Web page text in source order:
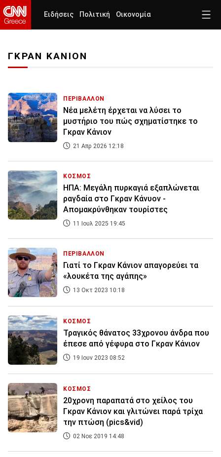
Ειδήσεις Πολιτική Οικονομία
ΓΚΡΑΝ ΚΑΝΙΟΝ
ΠΕΡΙΒΑΛΛΟΝ
Νέα μελέτη έρχεται να λύσει το
μυστήριο του πώς σχηματίστηκε το
Γκραν Κάνιον
21 Απρ 2026 12:18
ΚΟΣΜΟΣ
ΗΠΑ: Μεγάλη πυρκαγιά εξαπλώνεται
ραγδαία στο Γκραν Κάνυον -
Απομακρύνθηκαν τουρίστες
11 Ιουλ 2025 19:45
ΠΕΡΙΒΑΛΛΟΝ
Γιατί το Γκραν Κάνιον απαγορεύει τα
«λουκέτα της αγάπης»
13 Οκτ 2023 10:18
ΚΟΣΜΟΣ
Τραγικός θάνατος 33χρονου άνδρα που
έπεσε από γέφυρα στο Γκραν Κάνιον
19 Ιουν 2023 08:52
ΚΟΣΜΟΣ
20χρονη παραπατά στο χείλος του
Γκραν Κάνιον και γλιτώνει παρά τρίχα
την πτώση (pics&vid)
02 Νοε 2019 14:48